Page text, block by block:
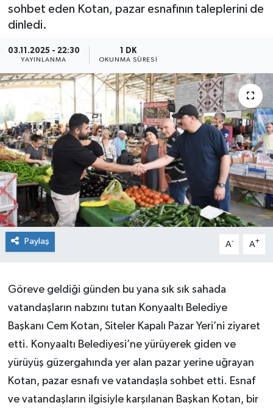
sohbet eden Kotan, pazar esnafının taleplerini de
dinledi.
03.11.2025 - 22:30
YAYINLANMA
1 DK
OKUNMA SÜRESI
Paylaş A- A+
Göreve geldiği günden bu yana sık sık sahada
vatandaşların nabzını tutan Konyaaltı Belediye
Başkanı Cem Kotan, Siteler Kapalı Pazar Yeri’ni ziyaret
etti. Konyaaltı Belediyesi’ne yürüyerek giden ve
yürüyüş güzergahında yer alan pazar yerine uğrayan
Kotan, pazar esnafı ve vatandaşla sohbet etti. Esnaf
ve vatandaşların ilgisiyle karşılanan Başkan Kotan, bir